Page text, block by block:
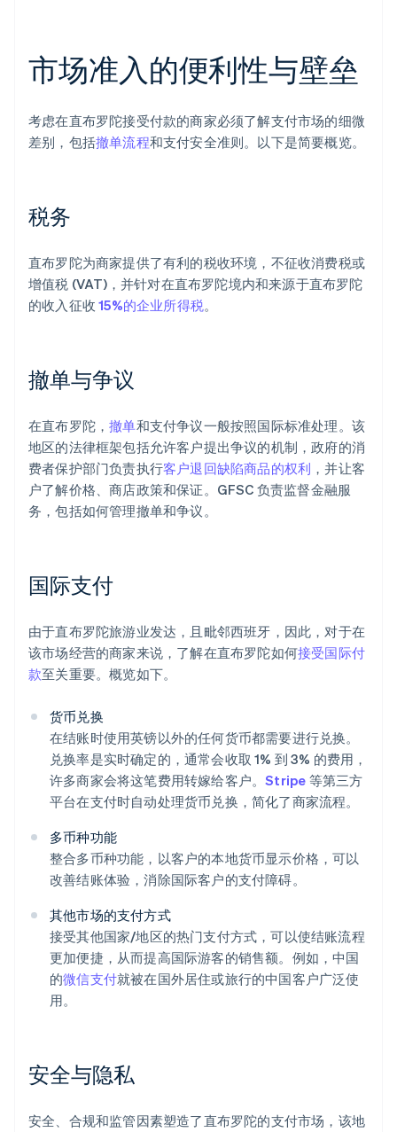
市场准入的便利性与壁垒
考虑在直布罗陀接受付款的商家必须了解支付市场的细微
差别，包括撤单流程和支付安全准则。以下是简要概览。
税务
直布罗陀为商家提供了有利的税收环境，不征收消费税或
增值税 (VAT)，并针对在直布罗陀境内和来源于直布罗陀
的收入征收 15%的企业所得税。
撤单与争议
在直布罗陀，撤单和支付争议一般按照国际标准处理。该
地区的法律框架包括允许客户提出争议的机制，政府的消
费者保护部门负责执行客户退回缺陷商品的权利 ，并让客
户了解价格、商店政策和保证。GFSC 负责监督金融服
务，包括如何管理撤单和争议。
国际支付
由于直布罗陀旅游业发达，且毗邻西班牙，因此，对于在
该市场经营的商家来说，了解在直布罗陀如何接受国际付
款至关重要。概览如下。
货币兑换
在结账时使用英镑以外的任何货币都需要进行兑换。
兑换率是实时确定的，通常会收取 1% 到 3% 的费用，
许多商家会将这笔费用转嫁给客户。Stripe 等第三方
平台在支付时自动处理货币兑换，简化了商家流程。
多币种功能
整合多币种功能，以客户的本地货币显示价格，可以
改善结账体验，消除国际客户的支付障碍。
其他市场的支付方式
接受其他国家/地区的热门支付方式，可以使结账流程
更加便捷，从而提高国际游客的销售额。例如，中国
的微信支付就被在国外居住或旅行的中国客户广泛使
用。
安全与隐私
安全、合规和监管因素塑造了直布罗陀的支付市场，该地